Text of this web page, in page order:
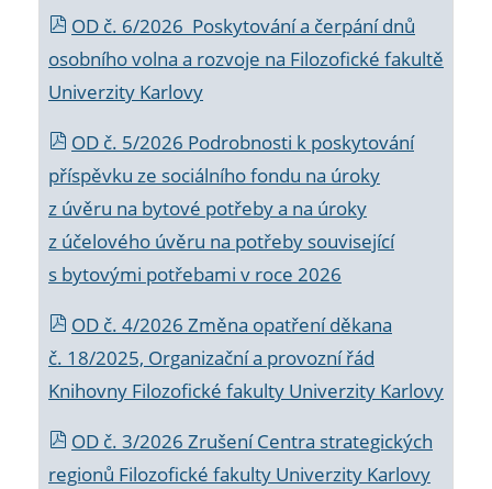
OD č. 6/2026 Poskytování a čerpání dnů
osobního volna a rozvoje na Filozofické fakultě
Univerzity Karlovy
OD č. 5/2026 Podrobnosti k poskytování
příspěvku ze sociálního fondu na úroky
z úvěru na bytové potřeby a na úroky
z účelového úvěru na potřeby související
s bytovými potřebami v roce 2026
OD č. 4/2026 Změna opatření děkana
č. 18/2025, Organizační a provozní řád
Knihovny Filozofické fakulty Univerzity Karlovy
OD č. 3/2026 Zrušení Centra strategických
regionů Filozofické fakulty Univerzity Karlovy